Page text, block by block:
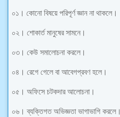
০১। কোনো বিষয়ে পরিপূর্ণ জ্ঞান না থাকলে।
০২। শোকার্ত মানুষের সামনে।
০৩। কেউ সমালোচনা করলে।
০৪। রেগে গেলে বা আবেগপ্রবণ হলে।
০৫। অফিসে চটকদার আলোচনা।
০৬। ব্যক্তিগত অভিজ্ঞতা ভাগাভাগি করলে।